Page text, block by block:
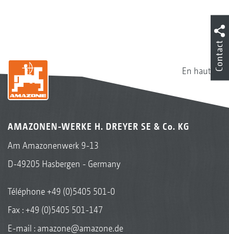
En haut
AMAZONEN-WERKE H. DREYER SE & Co. KG
Am Amazonenwerk 9-13
D-49205 Hasbergen - Germany
Téléphone+49 (0)5405 501-0
Fax : +49 (0)5405 501-147
E-mail : amazone@amazone.de
Contact